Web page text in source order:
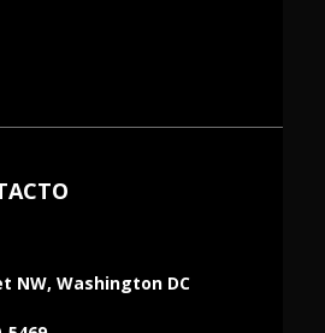
NW, Washington DC